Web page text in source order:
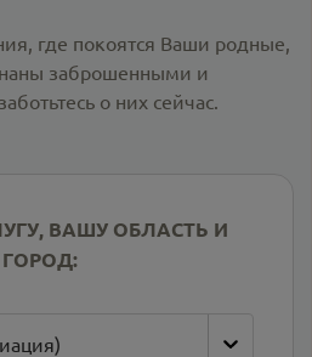
где покоятся Ваши родные,
заброшенными и
о них сейчас.
ВАШУ ОБЛАСТЬ И
ГОРОД: